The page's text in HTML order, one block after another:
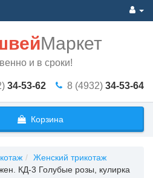
Маркет
и в сроки!
34-53-62 8 (4932) 34-53-64
Корзина
Женский трикотаж
КД-3 Голубые розы, кулирка